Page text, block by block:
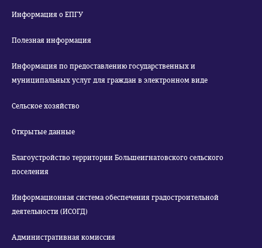
Информация о ЕПГУ
Полезная информация
Информация по предоставлению государственных и
муниципальных услуг для граждан в электронном виде
Сельское хозяйство
Открытые данные
Благоустройство территории Большеигнатовского сельского
поселения
Информационная система обеспечения градостроительной
деятельности (ИСОГД)
Административная комиссия